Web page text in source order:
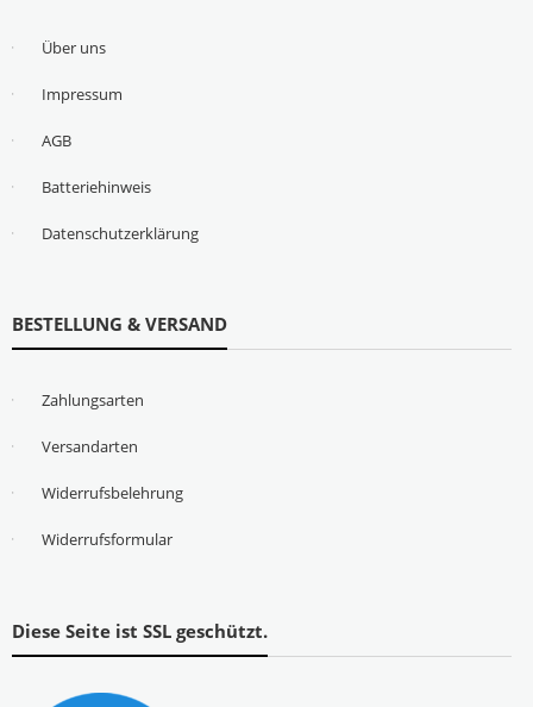
Über uns
Impressum
AGB
Batteriehinweis
Datenschutzerklärung
BESTELLUNG & VERSAND
Zahlungsarten
Versandarten
Widerrufsbelehrung
Widerrufsformular
Diese Seite ist SSL geschützt.